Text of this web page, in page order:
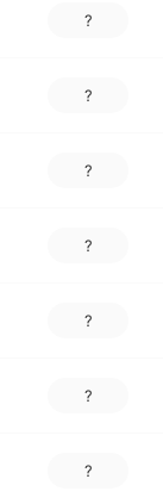
?
?
?
?
?
?
?